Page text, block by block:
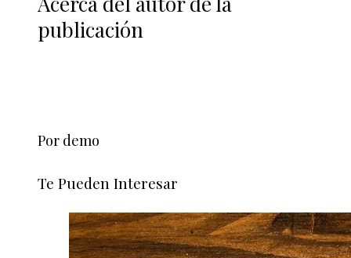
publicación
Por demo
Te Pueden Interesar